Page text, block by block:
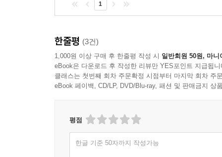
1
한줄평 (3건)
1,000원 이상 구매 후 한줄평 작성 시 일반회원 50원, 마니
eBook은 다운로드 후 작성한 리뷰만 YES포인트 지급됩니
클래스는 첫번째 회차 주문확정 시점부터 마지막 회차 주
eBook 페이백, CD/LP, DVD/Blu-ray, 패션 및 판매금지 상
평점
한글 기준 50자까지 작성가능